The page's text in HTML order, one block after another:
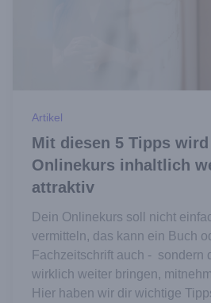
Artikel
Mit diesen 5 Tipps
Onlinekurs inhaltlich
attraktiv
Dein Onlinekurs soll nicht
vermitteln, das kann ein Buch
Fachzeitschrift auch - sondern
wirklich weiter bringen,
Hier haben wir dir wichtige